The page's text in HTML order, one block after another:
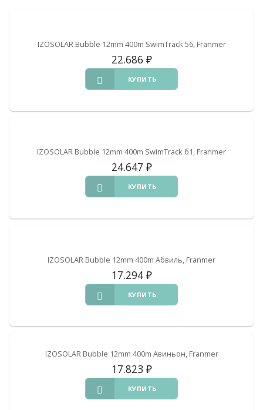
IZOSOLAR Bubble 12mm 400m SwimTrack 56, Franmer
22.686 ₽
КУПИТЬ
IZOSOLAR Bubble 12mm 400m SwimTrack б1, Franmer
24.647 ₽
КУПИТЬ
IZOSOLAR Bubble 12mm 400m Абвиль, Franmer
17.294 ₽
КУПИТЬ
IZOSOLAR Bubble 12mm 400m Авиньон, Franmer
17.823 ₽
КУПИТЬ